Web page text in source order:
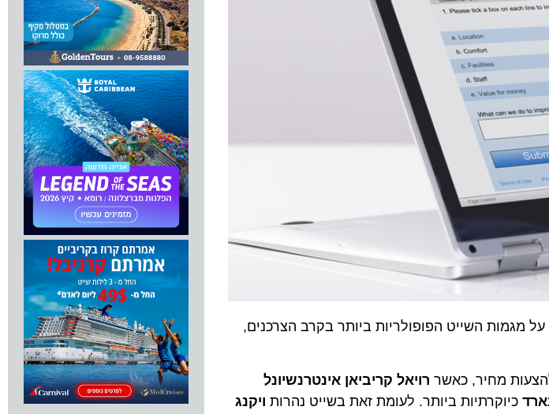
מגמות השייט הפופולריות ביותר בקרב הצרכנים,
רויאל קריביאן אינטרנשיונל
כיוקרתיות ביותר. לעומת זאת בשייט נהרות ויקנג